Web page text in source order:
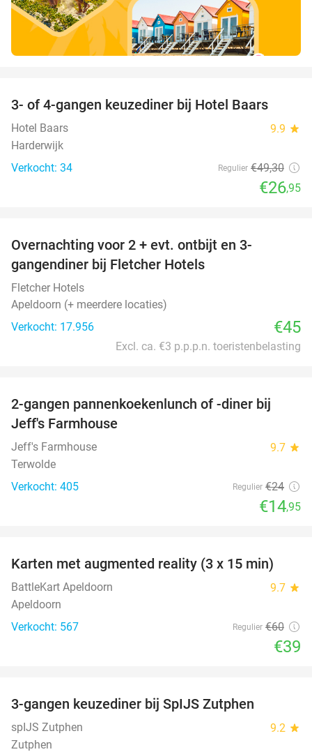
3- of 4-gangen keuzediner bij Hotel Baars
Hotel Baars 9.9 star
Harderwijk
Verkocht: 34
Regulier €49,30
€26,95
Overnachting voor 2 + evt. ontbijt en 3-
gangendiner bij Fletcher Hotels
Fletcher Hotels
Apeldoorn (+ meerdere locaties)
Verkocht: 17.956
€45
Excl. ca. €3 p.p.p.n. toeristenbelasting
38%
2-gangen pannenkoekenlunch of -diner bij
Jeff's Farmhouse
Jeff's Farmhouse 9.7 star
Terwolde
Verkocht: 405
Regulier €24
€14,95
35%
Karten met augmented reality (3 x 15 min)
BattleKart Apeldoorn 9.7 star
Apeldoorn
Verkocht: 567
Regulier €60
€39
3-gangen keuzediner bij SpIJS Zutphen
spIJS Zutphen 9.2 star
Zutphen